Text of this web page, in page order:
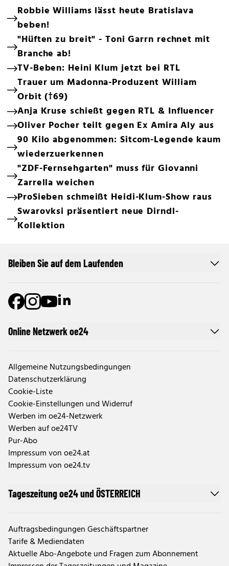
Robbie Williams lässt heute Bratislava
beben!
"Hüften zu breit" - Toni Garrn rechnet mit
Branche ab!
TV-Beben: Heini Klum jetzt bei RTL
Trauer um Madonna-Produzent William
Orbit (†69)
Anja Kruse schießt gegen RTL & Influencer
Oliver Pocher teilt gegen Ex Amira Aly aus
90 Kilo abgenommen: Sitcom-Legende kaum
wiederzuerkennen
"ZDF-Fernsehgarten" muss für Giovanni
Zarrella weichen
ProSieben schmeißt Heidi-Klum-Show raus
Swarovksi präsentiert neue Dirndl-
Kollektion
Online Netzwerk oe24
Allgemeine Nutzungsbedingungen
Datenschutzerklärung
Cookie-Liste
Cookie-Einstellungen und Widerruf
Werben im oe24-Netzwerk
Werben auf oe24TV
Pur-Abo
Impressum von oe24.at
Impressum von oe24.tv
Tageszeitung oe24 und ÖSTERREICH
Auftragsbedingungen Geschäftspartner
Tarife & Mediendaten
Aktuelle Abo-Angebote und Fragen zum Abonnement
Bleiben Sie auf dem Laufenden